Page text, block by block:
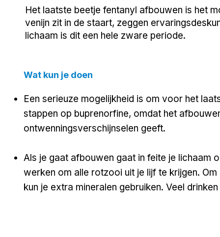
Het laatste beetje fentanyl afbouwen is het
venijn zit in de staart, zeggen
lichaam is dit een hele zware periode.
Wat kun je doen
Een serieuze mogelijkheid is om voor het
stappen op buprenorfine, omdat het
ontwenningsverschijnselen geeft.
Als je gaat afbouwen gaat in feite je lichaam
werken om alle rotzooi uit je lijf te krijgen.
kun je extra mineralen gebruiken. Veel